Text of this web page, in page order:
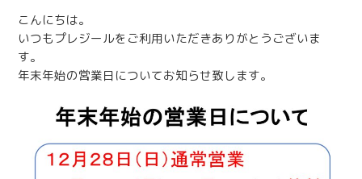
こんにちは。
いつもプレジールをご利用いただきありがとうございま
す。
年末年始の営業日についてお知らせ致します。